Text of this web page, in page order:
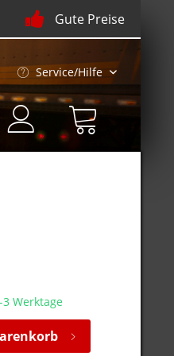
Gute Preise
Service/Hilfe
Werktage